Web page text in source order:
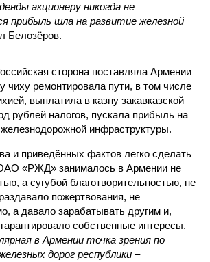
акционеру никогда не
прибыль шла на развитие железной
Белозёров.
сторона поставляла Армении
чиху ремонтировала пути, в том числе
выплатила в казну закавказской
рублей налогов, пускала прибыль на
инфраструктуры.
и приведённых фактов легко сделать
«РЖД» занималось в Армении не
а сугубой благотворительностью, не
пожертвования, не
а давало зарабатывать другим и,
собственные интересы.
в Армении точка зрения по
дорог рес­публики –